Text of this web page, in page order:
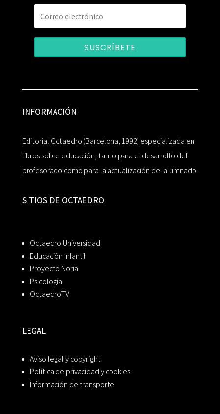
SUSCRÍBETE
INFORMACIÓN
Editorial Octaedro (Barcelona, 1992) especializada en
libros sobre educación, tanto para el desarrollo del
profesorado como para la actualización del alumnado.
SITIOS DE OCTAEDRO
Octaedro Universidad
Educación Infantil
Proyecto Noria
Psicología
OctaedroTV
LEGAL
Aviso legal y copyright
Política de privacidad y cookies
Información de transporte